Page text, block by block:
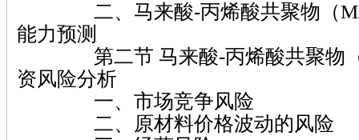
二、马来酸-丙烯酸共聚物（
能力预测
第二节 马来酸-丙烯酸共聚物（
资风险分析
一、市场竞争风险
二、原材料价格波动的风险